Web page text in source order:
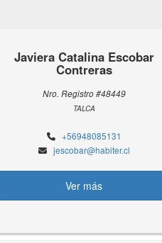
Javiera Catalina Escobar
Contreras
Nro. Registro #48449
TALCA
+56948085131
jescobar@habiter.cl
Ver más